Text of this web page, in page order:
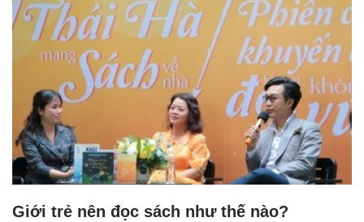
Giới trẻ nên đọc sách như thế nào?